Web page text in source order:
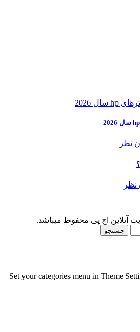
نظر
نظر
آنلاین اچ پی محفوظ میباشد.
جستجو
Set your categories menu in Theme